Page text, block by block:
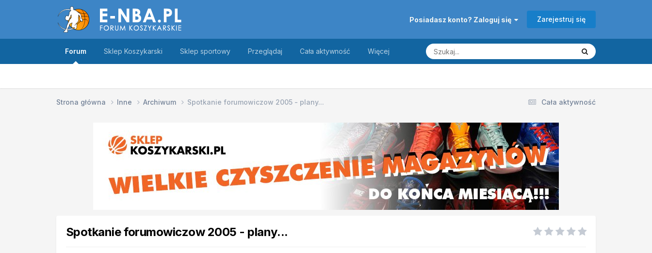
Posiadasz konto? Zaloguj się Zarejestruj się
Forum Sklep Koszykarski Sklep sportowy Przeglądaj Cała aktywność Więcej
Cała aktywność
Strona główna Inne Archiwum Spotkanie forumowiczow 2005 - plany...
Spotkanie forumowiczow 2005 - plany...